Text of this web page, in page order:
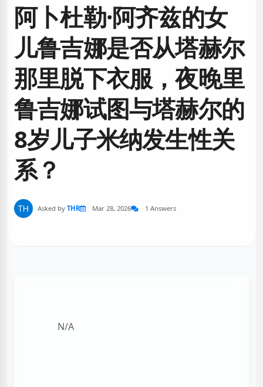
阿卜杜勒·阿齐兹的女
儿鲁吉娜是否从塔赫尔
那里脱下衣服，夜晚里
鲁吉娜试图与塔赫尔的
8岁儿子米纳发生性关
系？
Asked by THR Mar 28, 2026 1 Answers
N/A